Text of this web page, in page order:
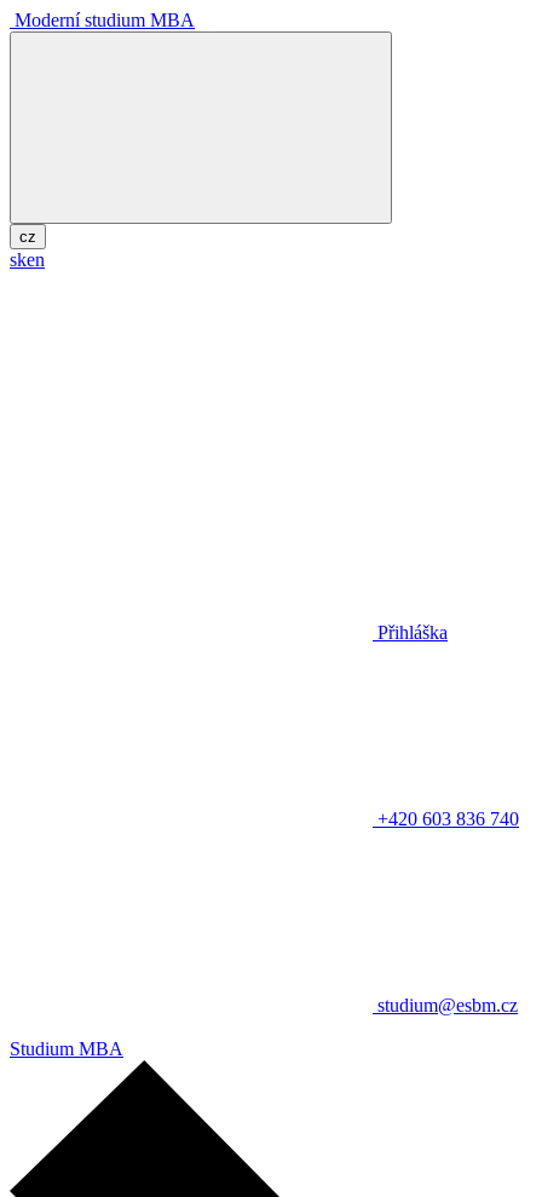
Moderní studium MBA
cz
sken
Přihláška
+420 603 836 740
studium@esbm.cz
Studium MBA